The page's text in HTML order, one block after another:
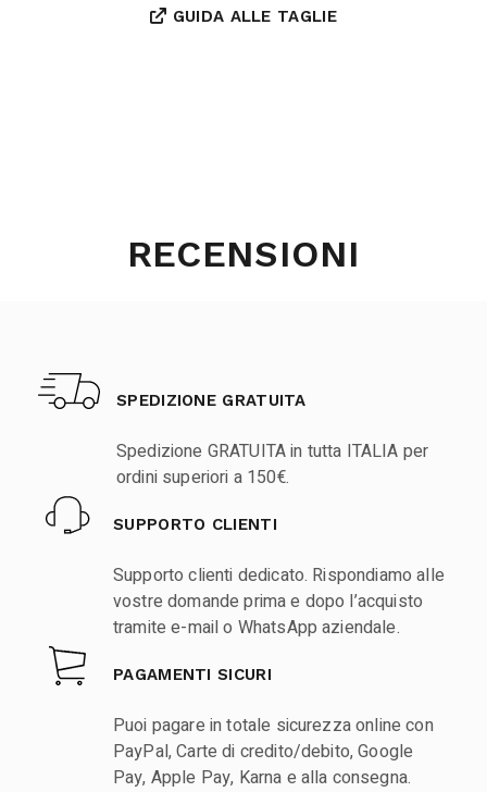
GUIDA ALLE TAGLIE
RECENSIONI
SPEDIZIONE GRATUITA
Spedizione GRATUITA in tutta ITALIA per
ordini superiori a 150€.
SUPPORTO CLIENTI
Supporto clienti dedicato. Rispondiamo alle
vostre domande prima e dopo l’acquisto
tramite e-mail o WhatsApp aziendale.
PAGAMENTI SICURI
Puoi pagare in totale sicurezza online con
PayPal, Carte di credito/debito, Google
Pay, Apple Pay, Karna e alla consegna.